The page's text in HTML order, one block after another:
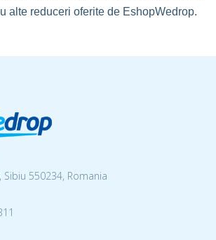
alte reduceri oferite de EshopWedrop.
Sibiu 550234, Romania